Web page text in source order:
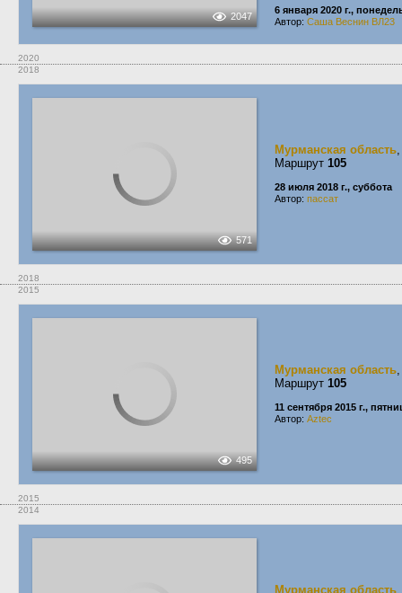
2047
6 января 2020 г.,
Автор: Саша Веснин ВЛ23
2020
2018
571
Мурманская область
Маршрут 105
28 июля 2018 г., суббота
Автор: пассат
2018
2015
495
Мурманская область
Маршрут 105
11 сентября 2015 г.,
Автор: Aztec
2015
2014
Мурманская область